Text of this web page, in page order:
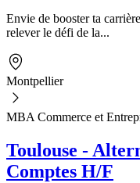
Envie de booster ta
relever le défi de la...
Montpellier
MBA Commerce et
Toulouse -
Comptes H/F